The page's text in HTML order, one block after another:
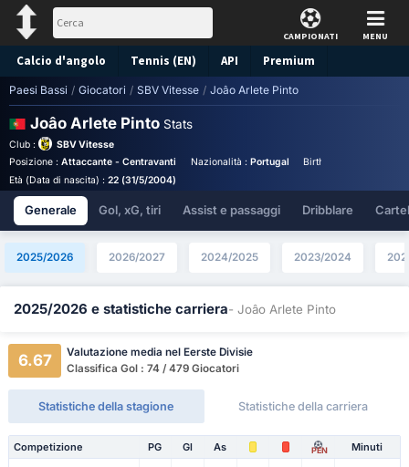
CAMPIONATI MENU
Calcio d'angolo Tennis (EN) API Premium
Pronostico
Paesi Bassi / Giocatori / SBV Vitesse / Joâo Arlete Pinto
Joâo Arlete Pinto Stats
Club :
SBV Vitesse
Posizione : Attaccante - Centravanti Nazionalità : Portugal Birthplace :
Età (Data di nascita) : 22 (31/5/2004)
Generale Gol, xG, tiri Assist e passaggi Dribblare
2025/2026 2026/2027 2024/2025 2023/2024
2025/2026 e statistiche carriera- Joâo Arlete Pinto
6.67
Valutazione media nel Eerste Divisie
Classifica Gol : 74 / 479 Giocatori
Statistiche della stagione Statistiche della carriera
Competizione PG Gl As PEN Minuti